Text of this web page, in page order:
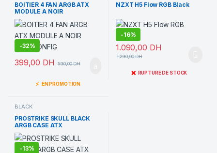
BOITIER 4 FAN ARGB ATX
MODULE A NOIR
CASACONFIG
-32%
399,00 DH 590,00DH
⚡ EN PROMOTION
NZXT H5 Flow RGB Black
-16%
1.090,00 DH
1.290,00DH
❌ RUPTURE DE STOCK
BLACK
PROSTRIKE SKULL BLACK
ARGB CASE ATX
-13%